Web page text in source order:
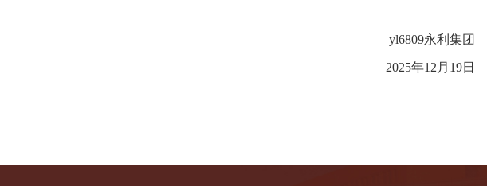
yl6809永利集团
2025年12月 19日